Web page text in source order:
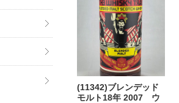
(11342)ブレンデッド
モルト18年 2007 ウ